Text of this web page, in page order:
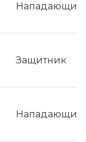
Нападающий
Защитник
Нападающий